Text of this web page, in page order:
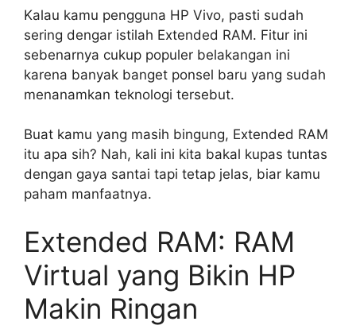
Kalau kamu pengguna HP Vivo, pasti sudah
sering dengar istilah Extended RAM. Fitur ini
sebenarnya cukup populer belakangan ini
karena banyak banget ponsel baru yang sudah
menanamkan teknologi tersebut.
Buat kamu yang masih bingung, Extended RAM
itu apa sih? Nah, kali ini kita bakal kupas tuntas
dengan gaya santai tapi tetap jelas, biar kamu
paham manfaatnya.
Extended RAM: RAM
Virtual yang Bikin HP
Makin Ringan